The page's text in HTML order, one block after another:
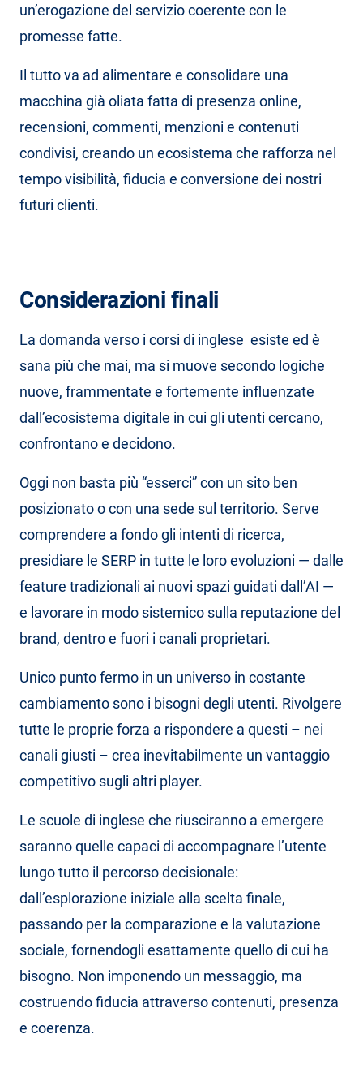
un’erogazione del servizio coerente con le
promesse fatte.
Il tutto va ad alimentare e consolidare una
macchina già oliata fatta di presenza online,
recensioni, commenti, menzioni e contenuti
condivisi, creando un ecosistema che rafforza nel
tempo visibilità, fiducia e conversione dei nostri
futuri clienti.
Considerazioni finali
La domanda verso i corsi di inglese esiste ed è
sana più che mai, ma si muove secondo logiche
nuove, frammentate e fortemente influenzate
dall’ecosistema digitale in cui gli utenti cercano,
confrontano e decidono.
Oggi non basta più “esserci” con un sito ben
posizionato o con una sede sul territorio. Serve
comprendere a fondo gli intenti di ricerca,
presidiare le SERP in tutte le loro evoluzioni — dalle
feature tradizionali ai nuovi spazi guidati dall’AI —
e lavorare in modo sistemico sulla reputazione del
brand, dentro e fuori i canali proprietari.
Unico punto fermo in un universo in costante
cambiamento sono i bisogni degli utenti. Rivolgere
tutte le proprie forza a rispondere a questi – nei
canali giusti – crea inevitabilmente un vantaggio
competitivo sugli altri player.
Le scuole di inglese che riusciranno a emergere
saranno quelle capaci di accompagnare l’utente
lungo tutto il percorso decisionale:
dall’esplorazione iniziale alla scelta finale,
passando per la comparazione e la valutazione
sociale, fornendogli esattamente quello di cui ha
bisogno. Non imponendo un messaggio, ma
costruendo fiducia attraverso contenuti, presenza
e coerenza.